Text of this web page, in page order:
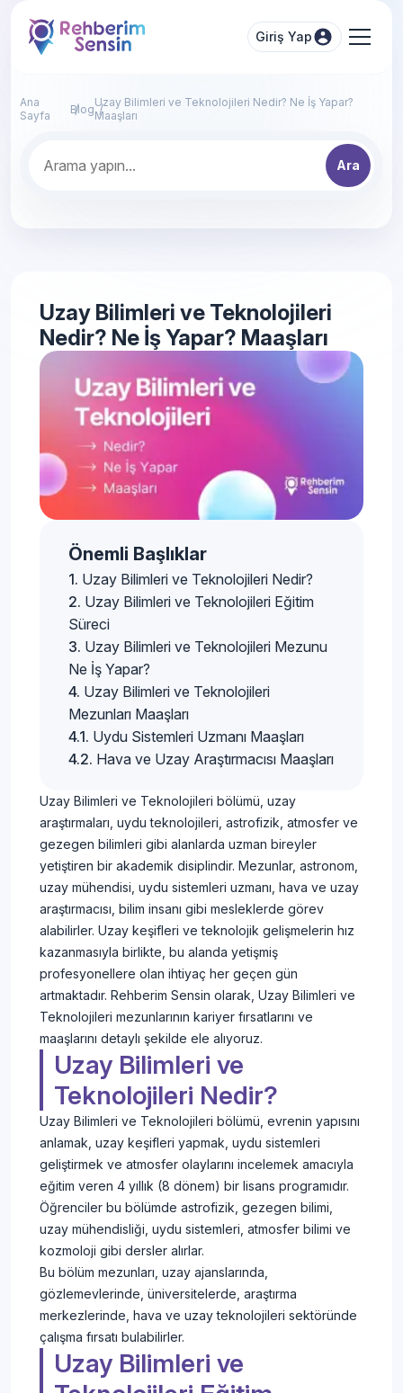
Giriş Yap
Ana
Sayfa
BlogUzay Bilimleri ve Teknolojileri Nedir? Ne İş Yapar?
Maaşları
Ara
Uzay Bilimleri ve Teknolojileri
Nedir? Ne İş Yapar? Maaşları
Önemli Başlıklar
Uzay Bilimleri ve Teknolojileri Nedir?
Uzay Bilimleri ve Teknolojileri Eğitim
Süreci
Uzay Bilimleri ve Teknolojileri Mezunu
Ne İş Yapar?
Uzay Bilimleri ve Teknolojileri
Mezunları Maaşları
Uydu Sistemleri Uzmanı Maaşları
Hava ve Uzay Araştırmacısı Maaşları
Uzay Bilimleri ve Teknolojileri bölümü, uzay
araştırmaları, uydu teknolojileri, astrofizik, atmosfer ve
gezegen bilimleri gibi alanlarda uzman bireyler
yetiştiren bir akademik disiplindir. Mezunlar, astronom,
uzay mühendisi, uydu sistemleri uzmanı, hava ve uzay
araştırmacısı, bilim insanı gibi mesleklerde görev
alabilirler. Uzay keşifleri ve teknolojik gelişmelerin hız
kazanmasıyla birlikte, bu alanda yetişmiş
profesyonellere olan ihtiyaç her geçen gün
artmaktadır. Rehberim Sensin olarak, Uzay Bilimleri ve
Teknolojileri mezunlarının kariyer fırsatlarını ve
maaşlarını detaylı şekilde ele alıyoruz.
Uzay Bilimleri ve
Teknolojileri Nedir?
Uzay Bilimleri ve Teknolojileri bölümü, evrenin yapısını
anlamak, uzay keşifleri yapmak, uydu sistemleri
geliştirmek ve atmosfer olaylarını incelemek amacıyla
eğitim veren 4 yıllık (8 dönem) bir lisans programıdır.
Öğrenciler bu bölümde astrofizik, gezegen bilimi,
uzay mühendisliği, uydu sistemleri, atmosfer bilimi ve
kozmoloji gibi dersler alırlar.
Bu bölüm mezunları, uzay ajanslarında,
gözlemevlerinde, üniversitelerde, araştırma
merkezlerinde, hava ve uzay teknolojileri sektöründe
çalışma fırsatı bulabilirler.
Uzay Bilimleri ve